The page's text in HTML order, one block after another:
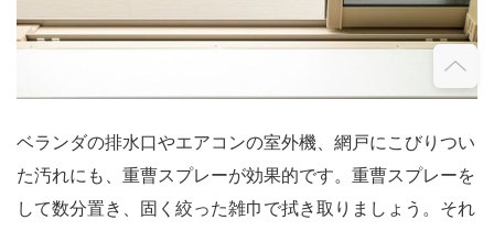
ベランダの排水口やエアコンの室外機、網戸にこびりつい
た汚れにも、重曹スプレーが効果的です。重曹スプレーを
して数分置き、固く絞った雑巾で拭き取りましょう。それ